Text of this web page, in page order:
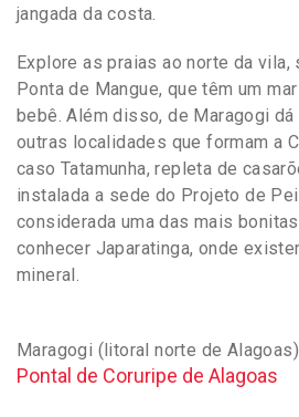
jangada da costa.
Explore as praias ao norte da vila,
Ponta de Mangue, que têm um
bebê. Além disso, de Maragogi
outras localidades que formam a
caso Tatamunha, repleta de
instalada a sede do Projeto de
considerada uma das mais
conhecer Japaratinga, onde
mineral.
Maragogi (litoral norte de Alagoas)
Pontal de Coruripe de Alagoas